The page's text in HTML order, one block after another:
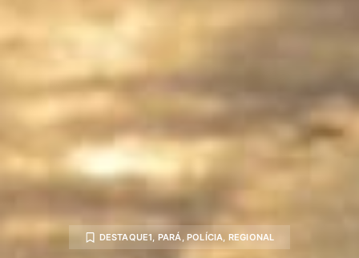
DESTAQUE1, PARÁ, POLÍCIA, REGIONAL